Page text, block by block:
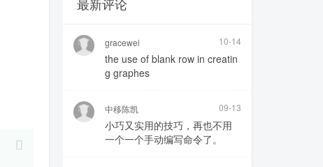
gracewei 10-14
the use of blank row in creatin
g graphes
中移陈凯 09-13
小巧又实用的技巧，再也不用
一个一个手动编写命令了。